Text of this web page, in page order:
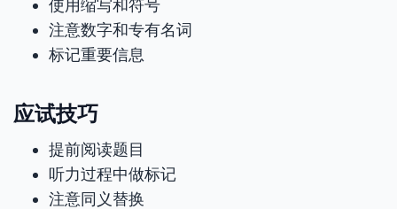
使用缩写和符号
注意数字和专有名词
标记重要信息
应试技巧
提前阅读题目
听力过程中做标记
注意同义替换